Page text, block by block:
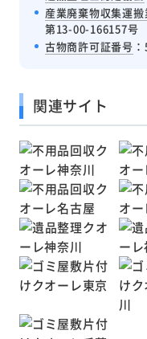
産業廃棄物収集運
第13-00-166157号
古物商許可証番号
関連サイト